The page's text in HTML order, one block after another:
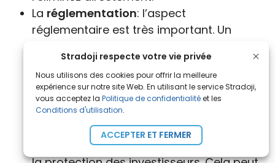
Stradoji respecte votre vie privée
Nous utilisons des cookies pour offrir la meilleure
expérience sur notre site Web. En utilisant le service Stradoji,
vous acceptez la Politique de confidentialitéet les
Conditions d'utilisation.
ACCEPTER ET FERMER
La réglementation: l’aspect
réglementaire est très important. Un
que prestataire de services sur actifs
numériques (PSAN) auprès de l’Autorité
des marchés financiers(AMF) est un
signe de confiance, car cela signifie qu’il
a satisfait aux exigences réglementaires
et qu’il est surveillé par l’AMFpour assurer